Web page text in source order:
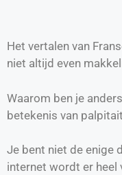
Het vertalen van
niet altijd even
Waarom ben je
betekenis van
Je bent niet de enige
internet wordt er heel